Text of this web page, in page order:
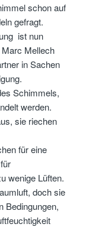
schon auf
gefragt.
ist nun
Mellech
in Sachen
Schimmels,
werden.
sie riechen
für eine
wenige Lüften.
doch sie
Bedingungen,